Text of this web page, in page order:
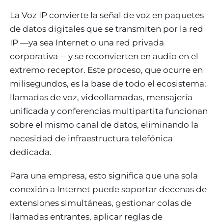
La Voz IP convierte la señal de voz en paquetes
de datos digitales que se transmiten por la red
IP —ya sea Internet o una red privada
corporativa— y se reconvierten en audio en el
extremo receptor. Este proceso, que ocurre en
milisegundos, es la base de todo el ecosistema:
llamadas de voz, videollamadas, mensajería
unificada y conferencias multipartita funcionan
sobre el mismo canal de datos, eliminando la
necesidad de infraestructura telefónica
dedicada.
Para una empresa, esto significa que una sola
conexión a Internet puede soportar decenas de
extensiones simultáneas, gestionar colas de
llamadas entrantes, aplicar reglas de